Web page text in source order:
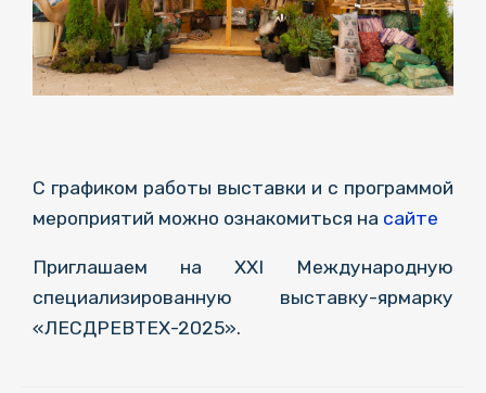
С графиком работы выставки и с программой
мероприятий можно ознакомиться на сайте
Приглашаем на XXI Международную
специализированную выставку-ярмарку
«ЛЕСДРЕВТЕХ-2025».